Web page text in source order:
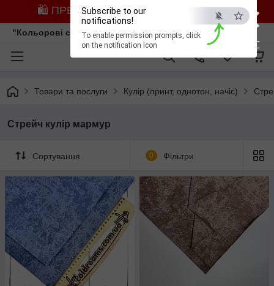
×
ESC
Subscribe to our
notifications!
To enable permission prompts, click
on the notification icon
🛍️ ПРЕДЗАМОВЛЕННЯ ЗІ ЗНИЖКОЮ
"Кольорові сни"
Товари та послуги Кулір (принт, однотон, начіс)
Стрейч кулір мармур
Сортування 0 Фільтри